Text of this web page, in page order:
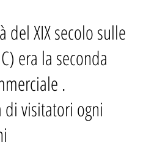
XIX secolo sulle
era la seconda
.
visitatori ogni